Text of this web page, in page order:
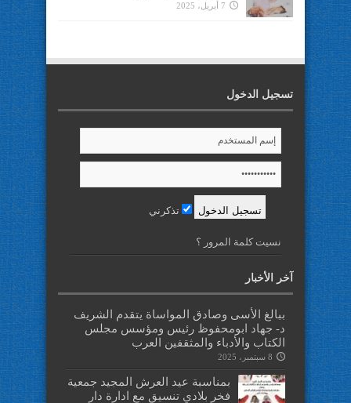
7 أبريل، 2025
تسجيل الدخول
تذكرني
نسيت كلمة المرور ؟
آخر الأخبار
ببالغ الأسى وصادق المواساة يتقدم الشريف
د- جهاد ابومحفوظ رئيس ومؤسس مجلس
الكتاب والأدباء والمثقفين العرب
8 سبتمبر، 2025
بمناسبة عيد العرش المجيد جمعية
فخر بلادي تنسيق مع ادارة دار